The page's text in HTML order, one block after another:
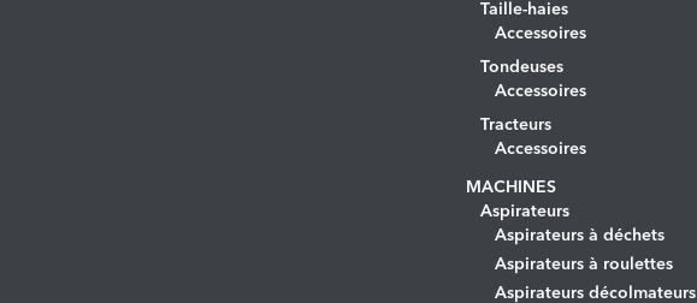
Taille-haies
Accessoires
Tondeuses
Accessoires
Tracteurs
Accessoires
MACHINES
Aspirateurs
Aspirateurs à déchets
Aspirateurs à roulettes
Aspirateurs décolmateurs